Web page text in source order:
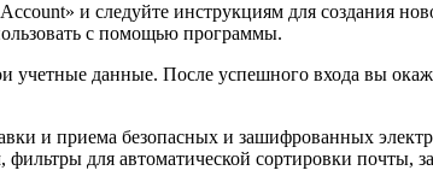
и следуйте инструкциям для создания
с помощью программы.
учетные данные. После успешного входа вы
и приема безопасных и зашифрованных
для автоматической сортировки почты,